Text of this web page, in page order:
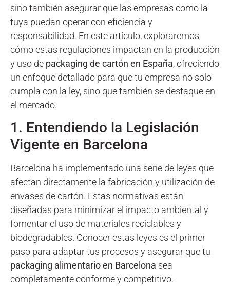
sino también asegurar que las empresas como la
tuya puedan operar con eficiencia y
responsabilidad. En este artículo, exploraremos
cómo estas regulaciones impactan en la producción
y uso de packaging de cartón en España, ofreciendo
un enfoque detallado para que tu empresa no solo
cumpla con la ley, sino que también se destaque en
el mercado.
1. Entendiendo la Legislación
Vigente en Barcelona
Barcelona ha implementado una serie de leyes que
afectan directamente la fabricación y utilización de
envases de cartón. Estas normativas están
diseñadas para minimizar el impacto ambiental y
fomentar el uso de materiales reciclables y
biodegradables. Conocer estas leyes es el primer
paso para adaptar tus procesos y asegurar que tu
packaging alimentario en Barcelona sea
completamente conforme y competitivo.